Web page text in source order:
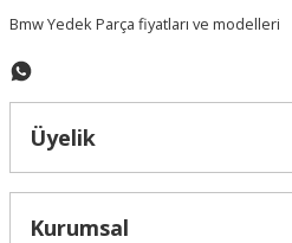
Gönder
Bmw Yedek Parça fiyatları ve modelleri
Üyelik
Kurumsal